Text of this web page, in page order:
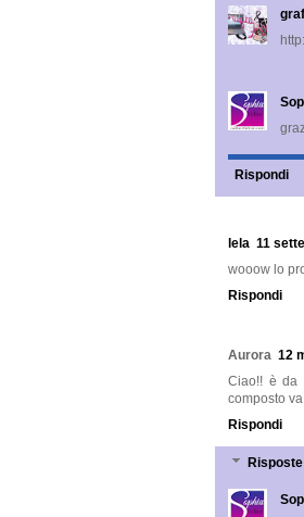
Rispondi
lela 11
wooow lo
Rispondi
Aurora 12
Ciao!! è da
composto
Rispondi
Risposte